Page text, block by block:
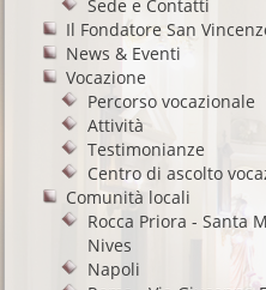
Sede e Contatti
Il Fondatore San
News & Eventi
Vocazione
Percorso vocazionale
Attività
Testimonianze
Centro di ascolto
Comunità locali
Rocca Priora - Santa
Nives
Napoli